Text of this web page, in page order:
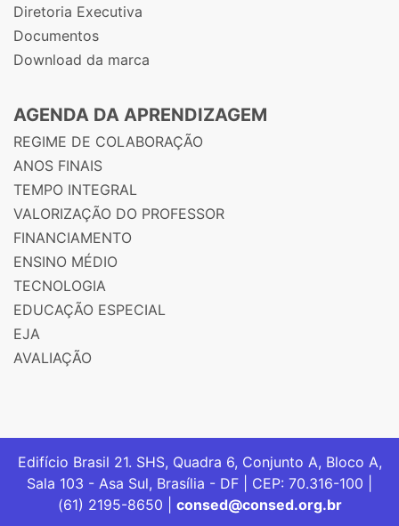
Diretoria Executiva
Documentos
Download da marca
AGENDA DA APRENDIZAGEM
REGIME DE COLABORAÇÃO
ANOS FINAIS
TEMPO INTEGRAL
VALORIZAÇÃO DO PROFESSOR
FINANCIAMENTO
ENSINO MÉDIO
TECNOLOGIA
EDUCAÇÃO ESPECIAL
EJA
AVALIAÇÃO
Edifício Brasil 21. SHS, Quadra 6, Conjunto A, Bloco A,
Sala 103 - Asa Sul, Brasília - DF | CEP: 70.316-100 |
(61) 2195-8650 | consed@consed.org.br